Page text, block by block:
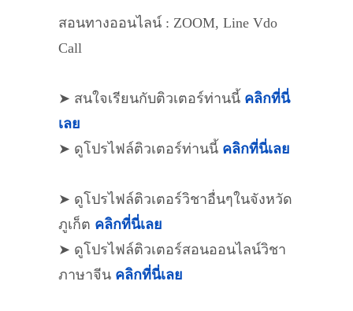
สอนทางออนไลน์ : ZOOM, Line Vdo
Call
➤ สนใจเรียนกับติวเตอร์ท่านนี้ คลิกที่นี่
เลย
➤ ดูโปรไฟล์ติวเตอร์ท่านนี้ คลิกที่นี่เลย
➤ ดูโปรไฟล์ติวเตอร์วิชาอื่นๆในจังหวัด
ภูเก็ต คลิกที่นี่เลย
➤ ดูโปรไฟล์ติวเตอร์สอนออนไลน์วิชา
ภาษาจีน คลิกที่นี่เลย